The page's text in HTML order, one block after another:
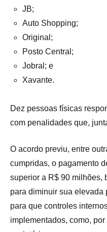
JB;
Auto Shopping;
Original;
Posto Central;
Jobral; e
Xavante.
Dez pessoas físicas
com penalidades que,
O acordo previu, entre
cumpridas, o pagamento
superior a R$ 90 milhões,
para diminuir sua elevada
para que controles
implementados, como,